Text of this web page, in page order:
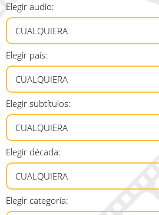
Elegir audio:
Elegir país:
Elegir subtítulos:
Elegir década:
Elegir categoría: